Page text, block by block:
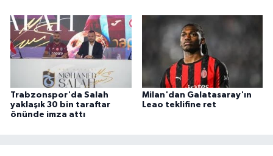
Trabzonspor'da Salah
yaklaşık 30 bin taraftar
önünde imza attı
Milan'dan Galatasaray'ın
Leao teklifine ret